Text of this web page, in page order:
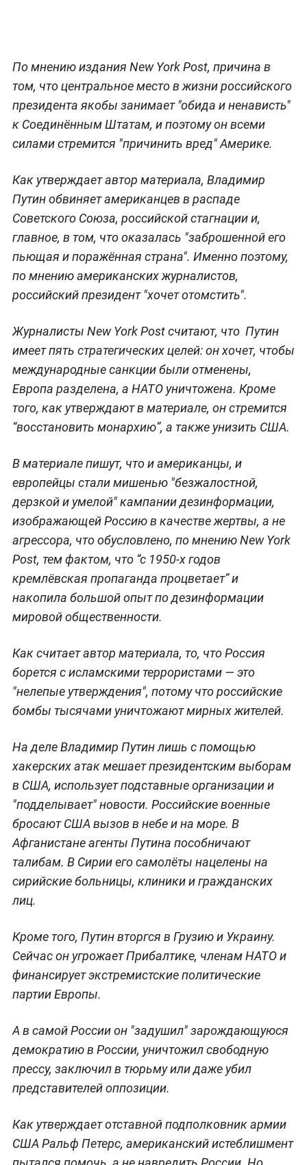
По мнению издания New York Post, причина в
том, что центральное место в жизни российского
президента якобы занимает "обида и ненависть"
к Соединённым Штатам, и поэтому он всеми
силами стремится "причинить вред" Америке.
Как утверждает автор материала, Владимир
Путин обвиняет американцев в распаде
Советского Союза, российской стагнации и,
главное, в том, что оказалась "заброшенной его
пьющая и поражённая страна". Именно поэтому,
по мнению американских журналистов,
российский президент "хочет отомстить".
Журналисты New York Post считают, что Путин
имеет пять стратегических целей: он хочет, чтобы
международные санкции были отменены,
Европа разделена, а НАТО уничтожена. Кроме
того, как утверждают в материале, он стремится
“восстановить монархию”, а также унизить США.
В материале пишут, что и американцы, и
европейцы стали мишенью "безжалостной,
дерзкой и умелой" кампании дезинформации,
изображающей Россию в качестве жертвы, а не
агрессора, что обусловлено, по мнению New York
Post, тем фактом, что “с 1950-х годов
кремлёвская пропаганда процветает” и
накопила большой опыт по дезинформации
мировой общественности.
Как считает автор материала, то, что Россия
борется с исламскими террористами — это
"нелепые утверждения", потому что российские
бомбы тысячами уничтожают мирных жителей.
На деле Владимир Путин лишь с помощью
хакерских атак мешает президентским выборам
в США, использует подставные организации и
"подделывает" новости. Российские военные
бросают США вызов в небе и на море. В
Афганистане агенты Путина пособничают
талибам. В Сирии его самолёты нацелены на
сирийские больницы, клиники и гражданских
лиц.
Кроме того, Путин вторгся в Грузию и Украину.
Сейчас он угрожает Прибалтике, членам НАТО и
финансирует экстремистские политические
партии Европы.
А в самой России он "задушил" зарождающуюся
демократию в России, уничтожил свободную
прессу, заключил в тюрьму или даже убил
представителей оппозиции.
Как утверждает отставной подполковник армии
США Ральф Петерс, американский истеблишмент